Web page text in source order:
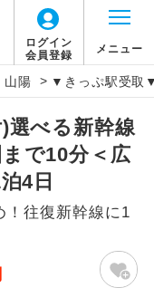
ログイン
会員登録
メニュー
山陽 > ▼きっぷ駅受取
べる新幹線
で10分＜広
4日
！往復新幹線に1
明
から復路到着空港
す。
から最終日出発空港
同行します。
し、車内での観光案内